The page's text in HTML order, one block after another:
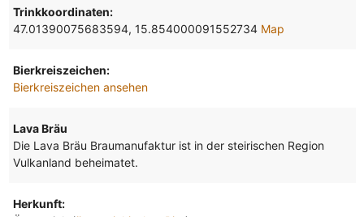
Trinkkoordinaten:
47.01390075683594, 15.854000091552734 Map
Bierkreiszeichen:
Bierkreiszeichen ansehen
Lava Bräu
Die Lava Bräu Braumanufaktur ist in der steirischen Region
Vulkanland beheimatet.
Herkunft: